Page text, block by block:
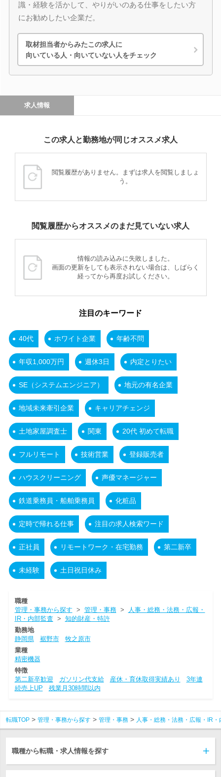
識・経験を活かして、やりがいのある仕事をしたい方
にお勧めしたい企業だ。
取材担当者からみたこの求人に
向いている人・向いていない人をチェック
求人情報
この求人と勤務地が同じオススメ求人
閲覧履歴がありません。まずは求人を閲覧しましょ
う。
閲覧履歴からオススメのまだ見ていない求人
情報の読み込みに失敗しました。
画面の更新をしても表示されない場合は、しばらく
経ってから再度お試しください。
注目のキーワード
40代 ホワイト企業 年齢不問
年収1,000万円 週休3日 内定とりたい
SE（システムエンジニア） 地元の有名企業
地域未来牽引企業 キャリアチェンジ
土地家屋調査士 関東 20代 初めて転職
フルリモート 技術営業 登録販売者
ハウスクリーニング 声優マネージャー
鉄道乗務員・船舶乗務員 化粧品
定時で帰れる仕事 注目の求人検索ワード
正社員 リモートワーク・在宅勤務 第二新卒
未経験 土日祝日休み
職種
管理・事務から探す > 管理・事務>
人事・総務・法務・広報・
IR・内部監査 > 知的財産・特許
勤務地
静岡県
裾野市
牧之原市
業種
精密機器
特徴
第二新卒歓迎
ガソリン代支給 産休・育休取得実績あり
3年連
続売上UP
残業月30時間以内
転職TOP 管理・事務から探す 管理・事務 人事・総務・法務・広報・IR・
職種から転職・求人情報を探す